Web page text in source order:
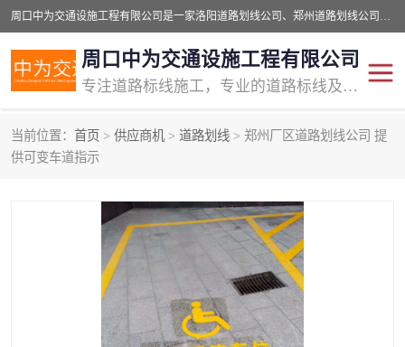
周口中为交通设施工程有限公司是一家洛阳道路划线公司、郑州道路划线公司、平顶山道路车位划线公司、开封车位划线公司、许昌道路车位划线公司、漯河道路车位划线公司，公司始终坚持“诚信、匠心、专注”的宗旨；我们的经营理念是：的服务。
周口中为交通设施工程有限公司
专注道路标线施工，专业的道路标线及交通设施施工服务商!
当前位置： 首页 > 供应商机 > 道路划线 > 郑州厂区道路划线公司 提
供可变车道指示
交通道路标线
道路标线划线 马路标线
道路划线